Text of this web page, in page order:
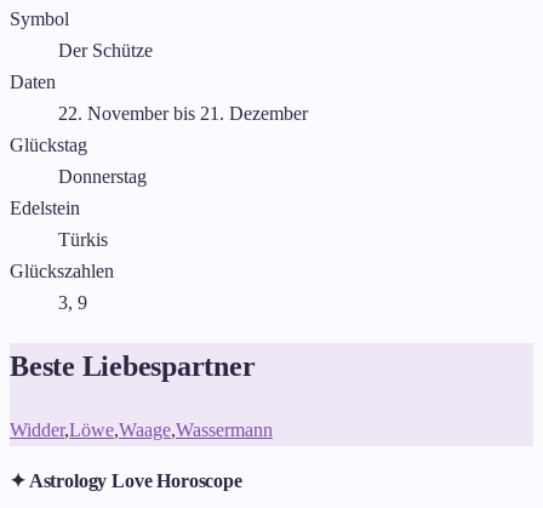
Symbol
Der Schütze
Daten
22. November bis 21. Dezember
Glückstag
Donnerstag
Edelstein
Türkis
Glückszahlen
3, 9
Beste Liebespartner
Widder,Löwe,Waage,Wassermann
✦ Astrology Love Horoscope